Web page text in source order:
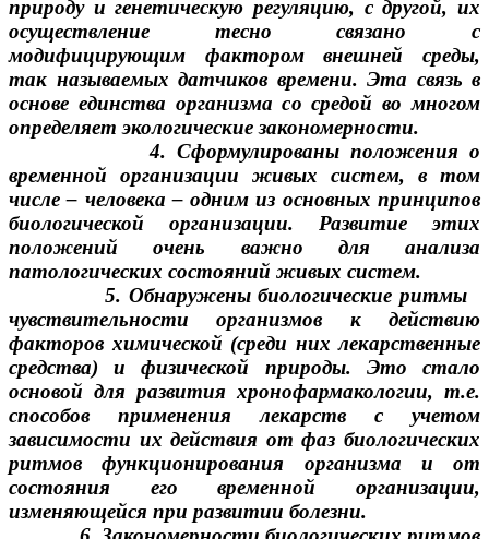
природу и генетическую регуляцию, с другой, их
осуществление тесно связано с
модифицирующим фактором внешней среды,
так называемых датчиков времени. Эта связь в
основе единства организма со средой во многом
определяет экологические закономерности.
4. Сформулированы положения о
временной организации живых систем, в том
числе – человека – одним из основных принципов
биологической организации. Развитие этих
положений очень важно для анализа
патологических состояний живых систем.
5. Обнаружены биологические ритмы
чувствительности организмов к действию
факторов химической (среди них лекарственные
средства) и физической природы. Это стало
основой для развития хронофармакологии, т.е.
способов применения лекарств с учетом
зависимости их действия от фаз биологических
ритмов функционирования организма и от
состояния его временной организации,
изменяющейся при развитии болезни.